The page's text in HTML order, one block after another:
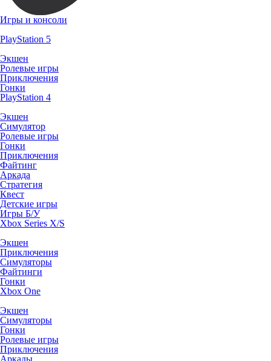
Игры и консоли
PlayStation 5
Экшен
Ролевые игры
Приключения
Гонки
PlayStation 4
Экшен
Симулятор
Ролевые игры
Гонки
Приключения
Файтинг
Аркада
Стратегия
Квест
Детские игры
Игры Б/У
Xbox Series X/S
Экшен
Приключения
Симуляторы
Файтинги
Гонки
Xbox One
Экшен
Симуляторы
Гонки
Ролевые игры
Приключения
Аркады